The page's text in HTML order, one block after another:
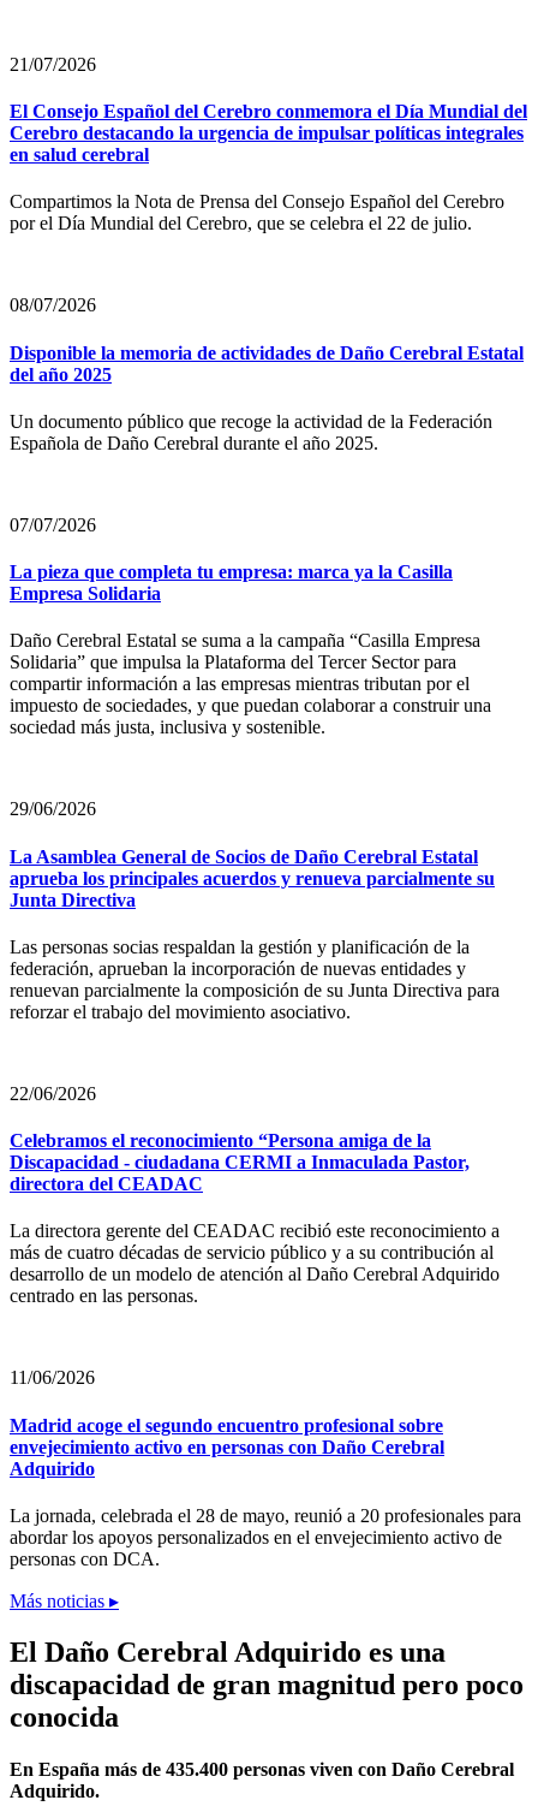
21/07/2026
El Consejo Español del Cerebro conmemora el Día Mundial del
Cerebro destacando la urgencia de impulsar políticas integrales
en salud cerebral
Compartimos la Nota de Prensa del Consejo Español del Cerebro
por el Día Mundial del Cerebro, que se celebra el 22 de julio.
08/07/2026
Disponible la memoria de actividades de Daño Cerebral Estatal
del año 2025
Un documento público que recoge la actividad de la Federación
Española de Daño Cerebral durante el año 2025.
07/07/2026
La pieza que completa tu empresa: marca ya la Casilla
Empresa Solidaria
Daño Cerebral Estatal se suma a la campaña “Casilla Empresa
Solidaria” que impulsa la Plataforma del Tercer Sector para
compartir información a las empresas mientras tributan por el
impuesto de sociedades, y que puedan colaborar a construir una
sociedad más justa, inclusiva y sostenible.
29/06/2026
La Asamblea General de Socios de Daño Cerebral Estatal
aprueba los principales acuerdos y renueva parcialmente su
Junta Directiva
Las personas socias respaldan la gestión y planificación de la
federación, aprueban la incorporación de nuevas entidades y
renuevan parcialmente la composición de su Junta Directiva para
reforzar el trabajo del movimiento asociativo.
22/06/2026
Celebramos el reconocimiento “Persona amiga de la
Discapacidad - ciudadana CERMI a Inmaculada Pastor,
directora del CEADAC
La directora gerente del CEADAC recibió este reconocimiento a
más de cuatro décadas de servicio público y a su contribución al
desarrollo de un modelo de atención al Daño Cerebral Adquirido
centrado en las personas.
11/06/2026
Madrid acoge el segundo encuentro profesional sobre
envejecimiento activo en personas con Daño Cerebral
Adquirido
La jornada, celebrada el 28 de mayo, reunió a 20 profesionales para
abordar los apoyos personalizados en el envejecimiento activo de
personas con DCA.
Más noticias ▸
El Daño Cerebral Adquirido es una
discapacidad de gran magnitud pero poco
conocida
En España más de 435.400 personas viven con Daño Cerebral
Adquirido.